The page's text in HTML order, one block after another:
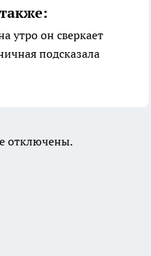
утро он сверкает
подсказала
отключены.